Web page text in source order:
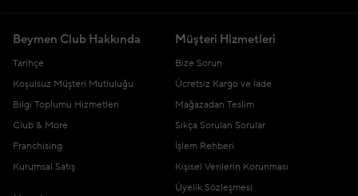
Beymen Club Hakkında
Tarihçe
Koşulsuz Müşteri Mutluluğu
Bilgi Toplumu Hizmetleri
Club & More
Franchising
Kurumsal Satış
Müşteri Hizmetleri
Bize Sorun
Ücretsiz Kargo ve İade
Mağazadan Teslim
Sıkça Sorulan Sorular
İşlem Rehberi
Kişisel Verilerin Korunması
Üyelik Sözleşmesi